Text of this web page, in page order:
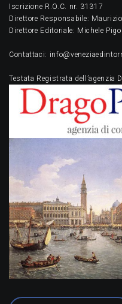
Iscrizione R.O.C. nr. 31317
Direttore Responsabile:
Direttore Editoriale: Michele
Contattaci:
Testata Registrata dell’agenzia